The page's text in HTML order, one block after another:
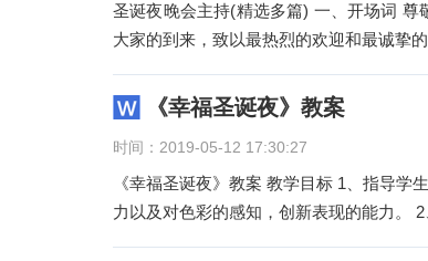
圣诞夜晚会主持(精选多篇) 一、开场词
大家的到来，致以最热烈的欢迎和最诚挚
《幸福圣诞夜》教案
时间：2019-05-12 17:30:27
《幸福圣诞夜》教案 教学目标 1、指导
力以及对色彩的感知，创新表现的能力。